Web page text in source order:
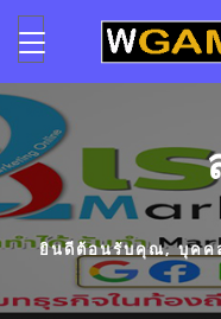
ยินดีต้อนรับคุณ,บุคค